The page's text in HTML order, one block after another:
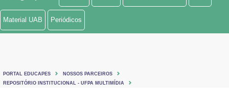
Ministério de Minas e Energia
Ministério do Turismo
Material UAB Periódicos
PORTAL EDUCAPES
NOSSOS PARCEIROS
REPOSITÓRIO INSTITUCIONAL - UFPA MULTIMÍDIA